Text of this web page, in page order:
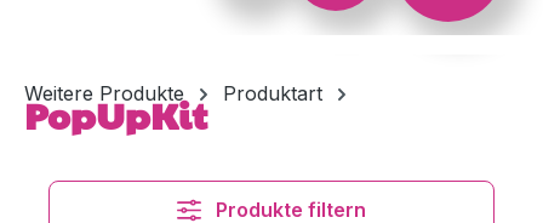
Weitere Produkte Produktart
PopUpKit
Produkte filtern